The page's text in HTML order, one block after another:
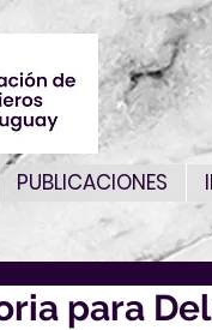
PUBLICACIONES
para